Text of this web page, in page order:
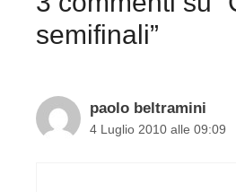
semifinali”
paolo beltramini
4 Luglio 2010 alle 09:09